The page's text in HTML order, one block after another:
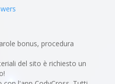
bonus, procedura
del sito è richiesto un